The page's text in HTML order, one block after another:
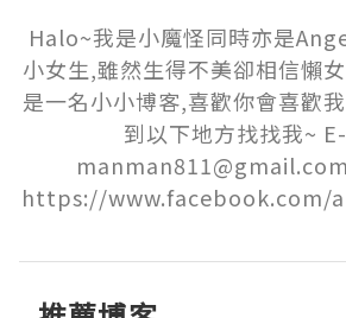
Halo~我是小魔怪同時亦是
小女生,雖然生得不美卻相信懶
是一名小小博客,喜歡你會喜歡
到以下地方找找我~
https://www.facebook.com/